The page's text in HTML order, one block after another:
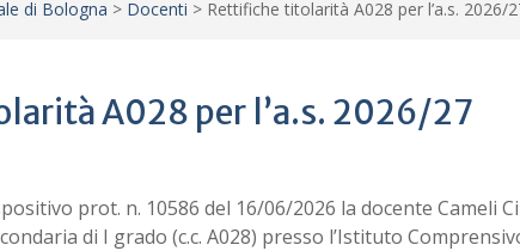
di Bologna > Docenti > Rettifiche titolarità A028 per l’a.s. 2026/
A028 per l’a.s. 2026/27
prot. n. 10586 del 16/06/2026 la docente Cameli
di I grado (c.c. A028) presso l’Istituto